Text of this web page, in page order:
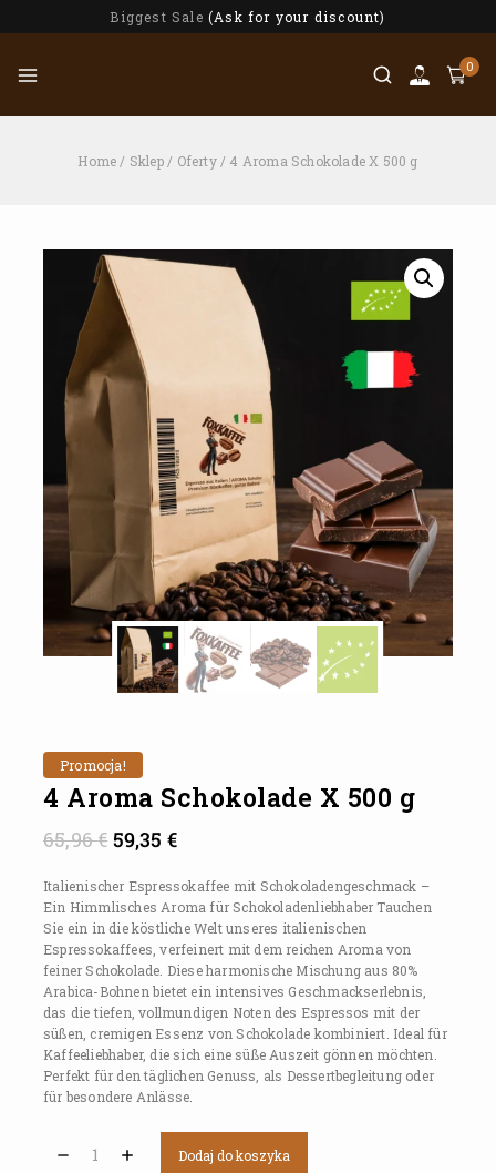
Biggest Sale (Ask for your discount)
0
Home / Sklep / Oferty / 4 Aroma Schokolade X 500 g
Promocja!
4 Aroma Schokolade X 500 g
65,96€59,35 €
Italienischer Espressokaffee mit Schokoladengeschmack –
Ein Himmlisches Aroma für Schokoladenliebhaber Tauchen
Sie ein in die köstliche Welt unseres italienischen
Espressokaffees, verfeinert mit dem reichen Aroma von
feiner Schokolade. Diese harmonische Mischung aus 80%
Arabica-Bohnen bietet ein intensives Geschmackserlebnis,
das die tiefen, vollmundigen Noten des Espressos mit der
süßen, cremigen Essenz von Schokolade kombiniert. Ideal für
Kaffeeliebhaber, die sich eine süße Auszeit gönnen möchten.
Perfekt für den täglichen Genuss, als Dessertbegleitung oder
für besondere Anlässe.
Dodaj do koszyka